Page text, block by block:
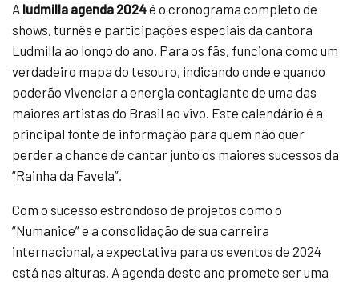
A ludmilla agenda 2024é o cronograma completo de
shows, turnês e participações especiais da cantora
Ludmilla ao longo do ano. Para os fãs, funciona como um
verdadeiro mapa do tesouro, indicando onde e quando
poderão vivenciar a energia contagiante de uma das
maiores artistas do Brasil ao vivo. Este calendário é a
principal fonte de informação para quem não quer
perder a chance de cantar junto os maiores sucessos da
“Rainha da Favela”.
Com o sucesso estrondoso de projetos como o
“Numanice” e a consolidação de sua carreira
internacional, a expectativa para os eventos de 2024
está nas alturas. A agenda deste ano promete ser uma